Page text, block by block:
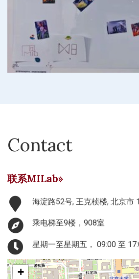
Contact
联系MILab»
海淀路52号, 王克桢楼, 北京市
乘电梯至9楼，908室
星期一至星期五， 09:00 至
+